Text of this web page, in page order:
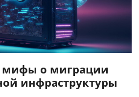
мифы о миграции
инфраструктуры